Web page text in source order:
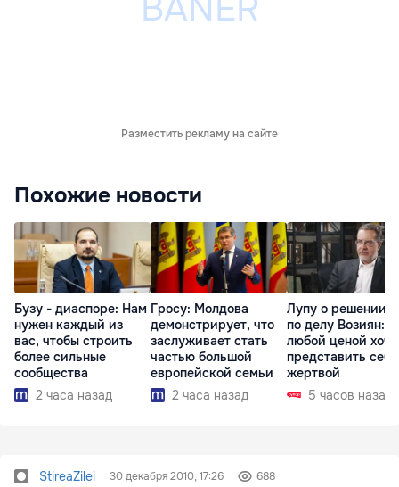
Разместить рекламу на сайте
Похожие новости
Бузу - диаспоре: Нам
нужен каждый из
вас, чтобы строить
более сильные
сообщества
2 часа назад
Гросу: Молдова
демонстрирует, что
заслуживает стать
частью большой
европейской семьи
2 часа назад
Лупу о решении
по делу Возиян:
любой ценой
представить себя
жертвой
5 часов назад
StireaZilei 30 декабря 2010, 17:26 688